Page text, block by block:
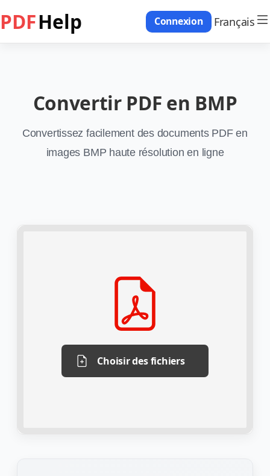
PDFHelp Connexion Français
Convertir PDF en BMP
Convertissez facilement des documents PDF en
images BMP haute résolution en ligne
Choisir des fichiers